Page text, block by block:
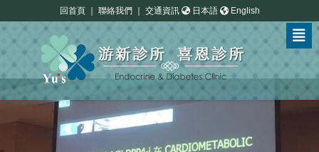
回首頁｜ 聯絡我們 交通資訊 日本語 English